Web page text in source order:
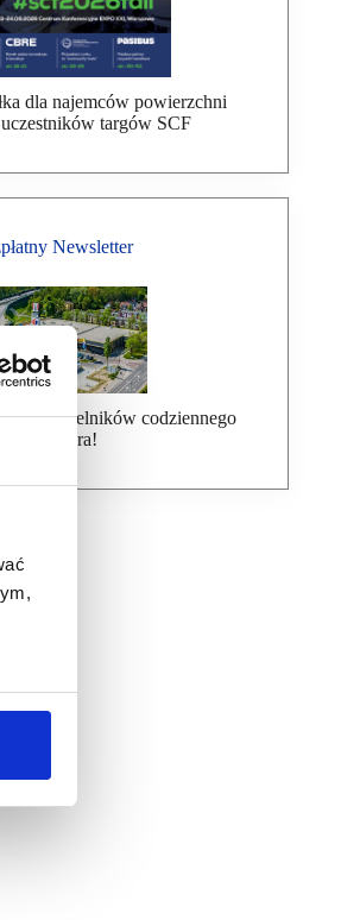
dla najemców powierzchni
targów SCF
Newsletter
czytelników codziennego
newslettera!